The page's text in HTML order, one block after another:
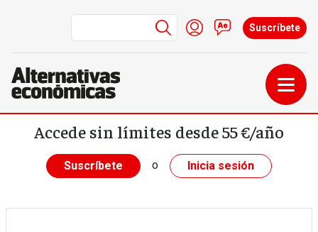
Pasar al contenido principal
Menú de cuenta de
Iniciar sesión
Contacto
Suscríbete
Accede sin límites desde 55 €/año
Suscríbete o Inicia sesión